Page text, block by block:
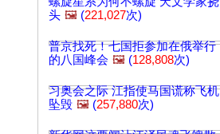
头 🖼️ (221,027次)
普京找死！七国拒参加在俄举行
的八国峰会 🖼️ (128,808次)
习奥会之际 江指使马国谎称飞机
坠毁 🖼️ (257,880次)